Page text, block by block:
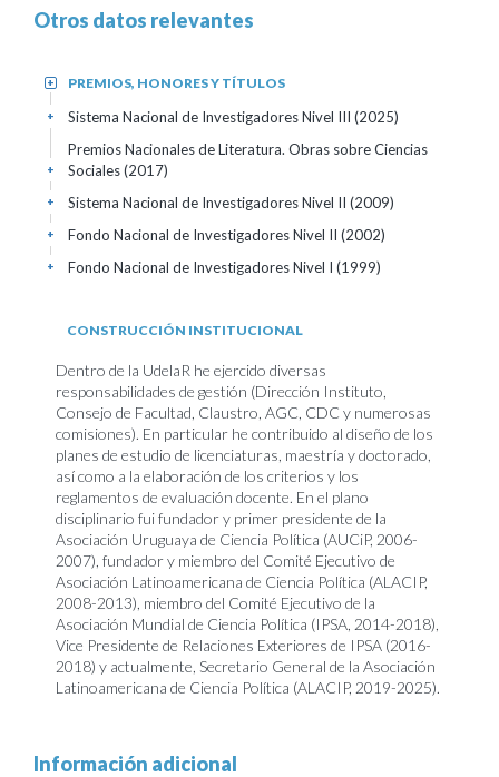
Otros datos relevantes
PREMIOS, HONORES Y TÍTULOS
+
Sistema Nacional de Investigadores Nivel III (2025)
+
Premios Nacionales de Literatura. Obras sobre Ciencias
Sociales(2017)
+
Sistema Nacional de Investigadores Nivel II (2009)
+
Fondo Nacional de Investigadores Nivel II (2002)
+
Fondo Nacional de Investigadores Nivel I (1999)
+
CONSTRUCCIÓN INSTITUCIONAL
Dentro de la UdelaR he ejercido diversas
responsabilidades de gestión (Dirección Instituto,
Consejo de Facultad, Claustro, AGC, CDC y numerosas
comisiones). En particular he contribuido al diseño de los
planes de estudio de licenciaturas, maestría y doctorado,
así como a la elaboración de los criterios y los
reglamentos de evaluación docente. En el plano
disciplinario fui fundador y primer presidente de la
Asociación Uruguaya de Ciencia Política (AUCiP, 2006-
2007), fundador y miembro del Comité Ejecutivo de
Asociación Latinoamericana de Ciencia Política (ALACIP,
2008-2013), miembro del Comité Ejecutivo de la
Asociación Mundial de Ciencia Política (IPSA, 2014-2018),
Vice Presidente de Relaciones Exteriores de IPSA (2016-
2018) y actualmente, Secretario General de la Asociación
Latinoamericana de Ciencia Política (ALACIP, 2019-2025).
Información adicional